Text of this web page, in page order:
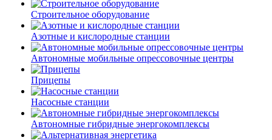
Строительное оборудование
Азотные и кислородные станции
Автономные мобильные опрессовочные центры
Прицепы
Насосные станции
Автономные гибридные энергокомплексы